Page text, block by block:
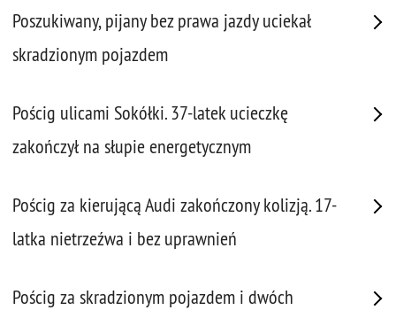
Poszukiwany, pijany bez prawa jazdy uciekał
skradzionym pojazdem
Pościg ulicami Sokółki. 37-latek ucieczkę
zakończył na słupie energetycznym
Pościg za kierującą Audi zakończony kolizją. 17-
latka nietrzeźwa i bez uprawnień
Pościg za skradzionym pojazdem i dwóch